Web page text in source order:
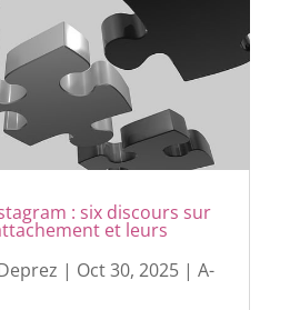
: six discours sur
et leurs
| Oct 30, 2025| A-